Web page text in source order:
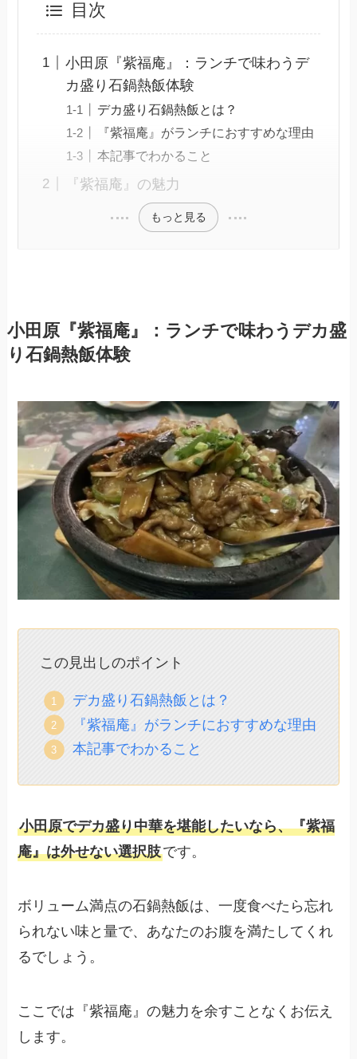
目次
小田原『紫福庵』：ランチで味わうデ
カ盛り石鍋熱飯体験
デカ盛り石鍋熱飯とは？
『紫福庵』がランチにおすすめな理由
本記事でわかること
『紫福庵』の魅力
もっと見る
小田原『紫福庵』：ランチで味わうデカ盛
り石鍋熱飯体験
この見出しのポイント
デカ盛り石鍋熱飯とは？
『紫福庵』がランチにおすすめな理由
本記事でわかること
小田原でデカ盛り中華を堪能したいなら、『紫福
庵』は外せない選択肢です。
ボリューム満点の石鍋熱飯は、一度食べたら忘れ
られない味と量で、あなたのお腹を満たしてくれ
るでしょう。
ここでは『紫福庵』の魅力を余すことなくお伝え
します。